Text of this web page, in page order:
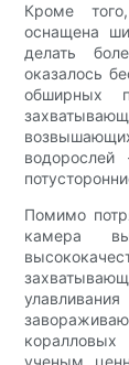
Кроме
оснащена
делать
оказалось
обширных
Помимо
камера